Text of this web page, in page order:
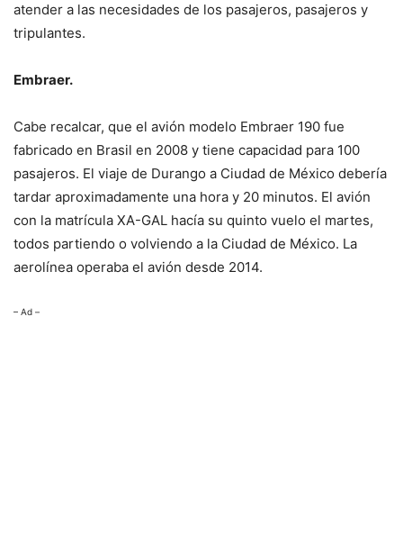
atender a las necesidades de los pasajeros, pasajeros y
tripulantes.
Embraer.
Cabe recalcar, que el avión modelo Embraer 190 fue
fabricado en Brasil en 2008 y tiene capacidad para 100
pasajeros. El viaje de Durango a Ciudad de México debería
tardar aproximadamente una hora y 20 minutos. El avión
con la matrícula XA-GAL hacía su quinto vuelo el martes,
todos partiendo o volviendo a la Ciudad de México. La
aerolínea operaba el avión desde 2014.
– Ad –